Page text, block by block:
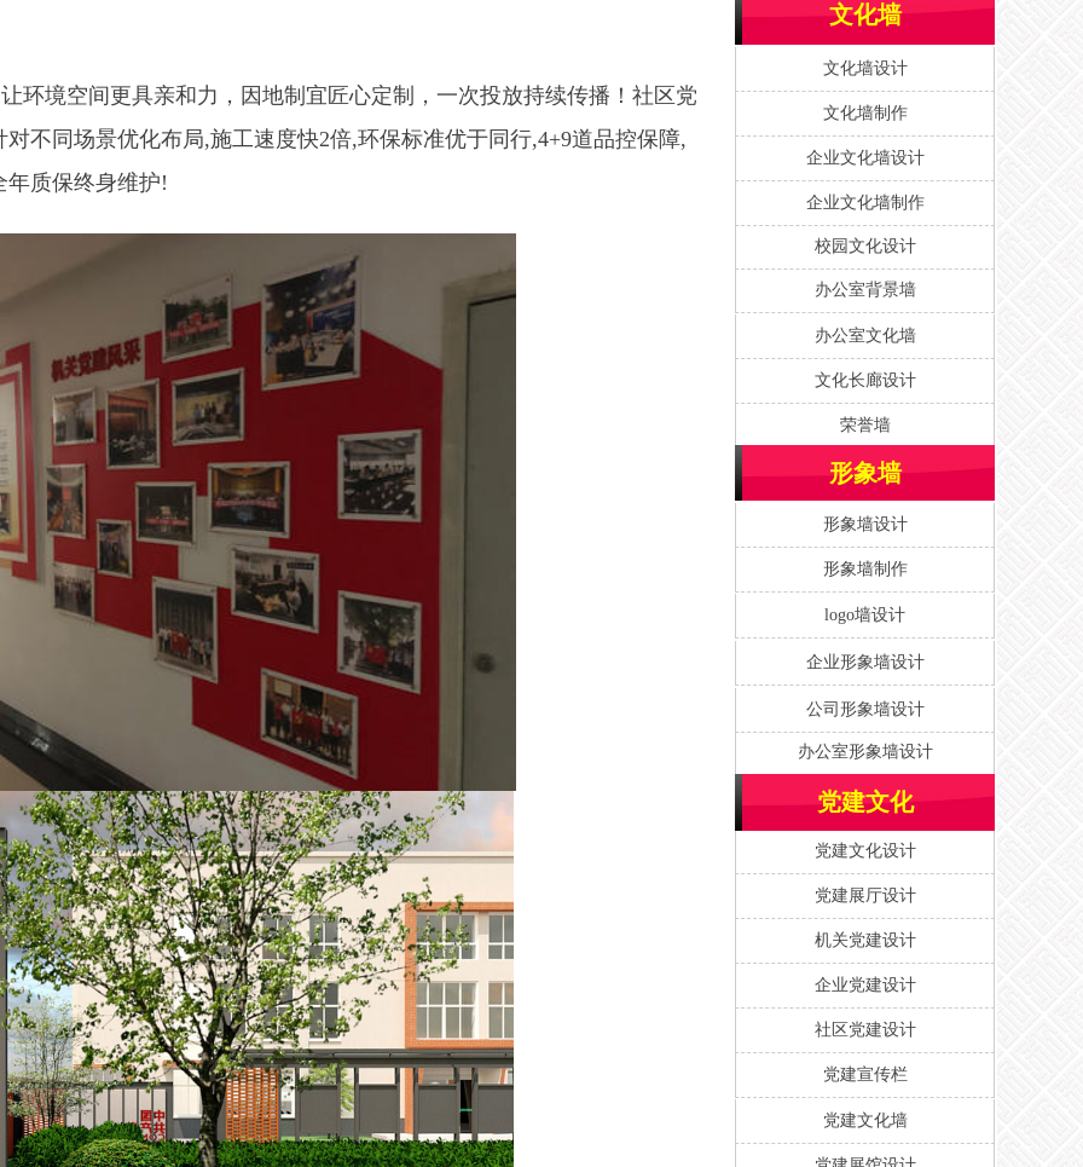
环境空间更具亲和力，因地制宜匠心定制，一次投放持续传播！社区党
不同场景优化布局,施工速度快2倍,环保标准优于同行,4+9道品控保障,
年质保终身维护!
办公室文化墙
文化墙设计
文化长廊设计
荣誉墙
办公室形象墙设计
办公室背景墙
文化墙制作
企业形象墙设计
形象墙设计
党建文化
logo墙设计
形象墙
机关党建设计
校园文化设计
党建展厅设计
文化墙
形象墙制作
企业文化墙设计
企业文化墙制作
公司形象墙设计
党建文化设计
企业党建设计
社区党建设计
党建宣传栏
党建文化墙